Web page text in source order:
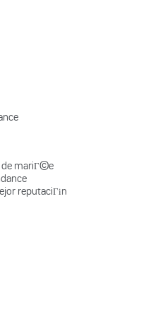
de mariГ©e
reputaciГіn